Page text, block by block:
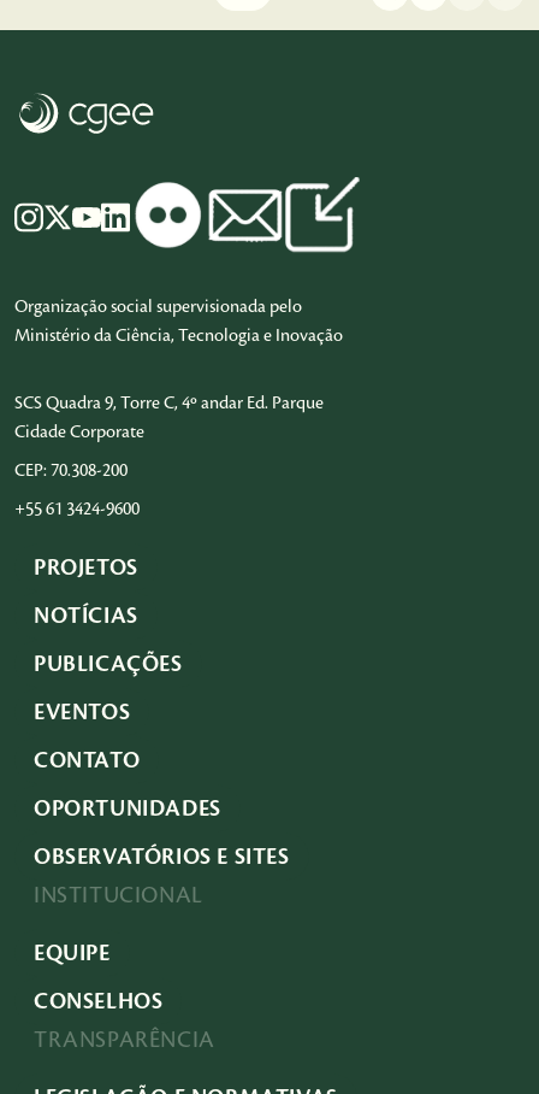
Organização social supervisionada pelo
Ministério da Ciência, Tecnologia e Inovação
SCS Quadra 9, Torre C, 4º andar Ed. Parque
Cidade Corporate
CEP: 70.308-200
+55 61 3424-9600
PROJETOS
NOTÍCIAS
PUBLICAÇÕES
EVENTOS
CONTATO
OPORTUNIDADES
OBSERVATÓRIOS E SITES
INSTITUCIONAL
EQUIPE
CONSELHOS
TRANSPARÊNCIA